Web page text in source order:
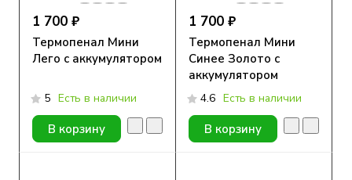
1 700 ₽
Термопенал Мини
Лего с аккумулятором
5 Есть в наличии
В корзину
1 700 ₽
Термопенал Мини
Синее Золото с
аккумулятором
4.6 Есть в наличии
В корзину